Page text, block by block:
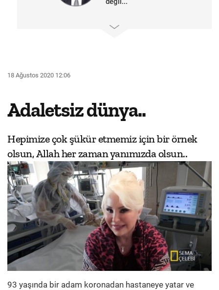
18 Ağustos 2020 12:06
Adaletsiz dünya..
Hepimize çok şükür etmemiz için bir örnek
olsun, Allah her zaman yanımızda olsun..
93 yaşında bir adam koronadan hastaneye yatar ve